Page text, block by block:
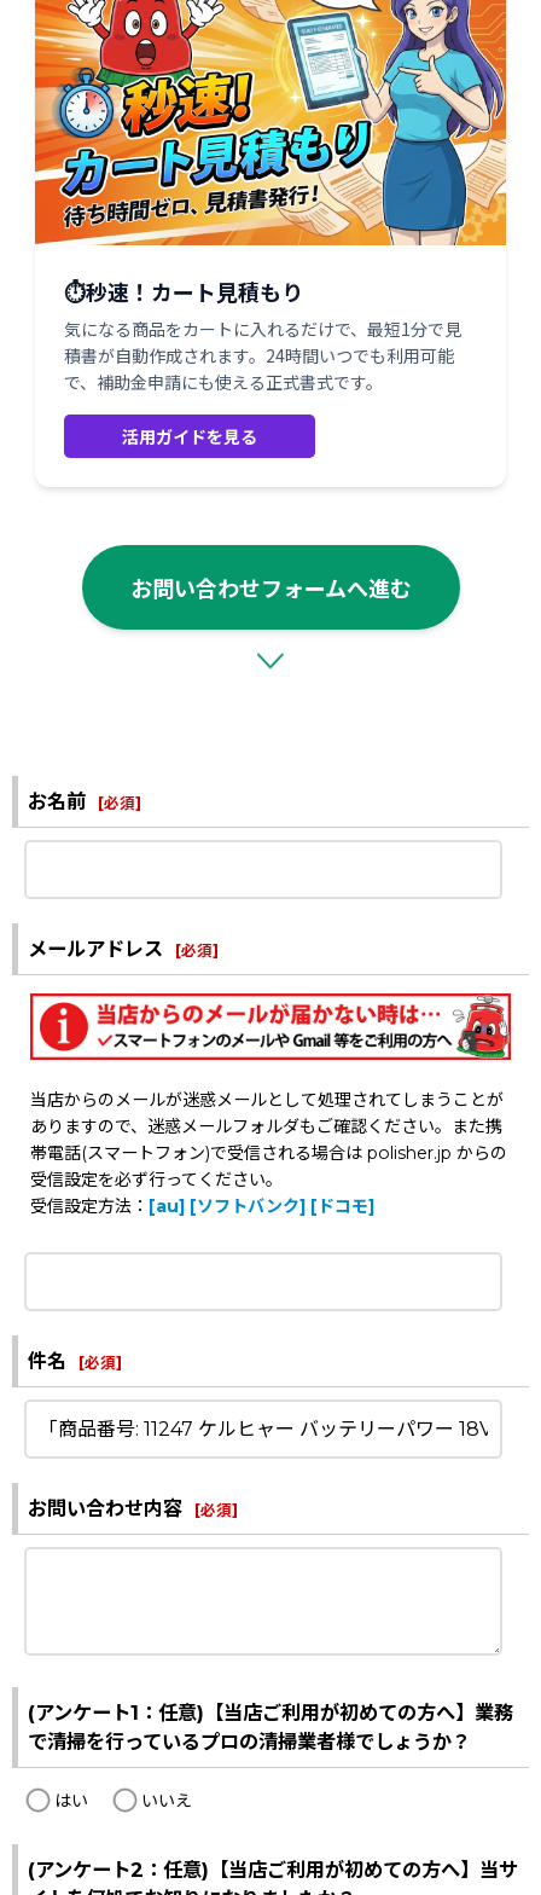
⏱️秒速！カート見積もり
気になる商品をカートに入れるだけで、最短1分で見
積書が自動作成されます。24時間いつでも利用可能
で、補助金申請にも使える正式書式です。
活用ガイドを見る
お問い合わせフォームへ進む
お名前 [必須]
メールアドレス [必須]
当店からのメールが迷惑メールとして処理されてしまうことが
ありますので、迷惑メールフォルダもご確認ください。また携
帯電話(スマートフォン)で受信される場合は polisher.jp からの
受信設定を必ず行ってください。
受信設定方法： [au] [ソフトバンク] [ドコモ]
件名 [必須]
お問い合わせ内容 [必須]
(アンケート1：任意)【当店ご利用が初めての方へ】業務
で清掃を行っているプロの清掃業者様でしょうか？
はい いいえ
(アンケート2：任意)【当店ご利用が初めての方へ】当サ